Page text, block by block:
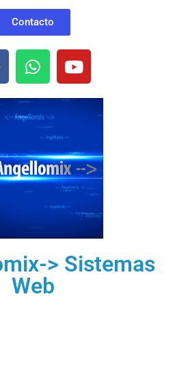
Contacto
> Sistemas
Web